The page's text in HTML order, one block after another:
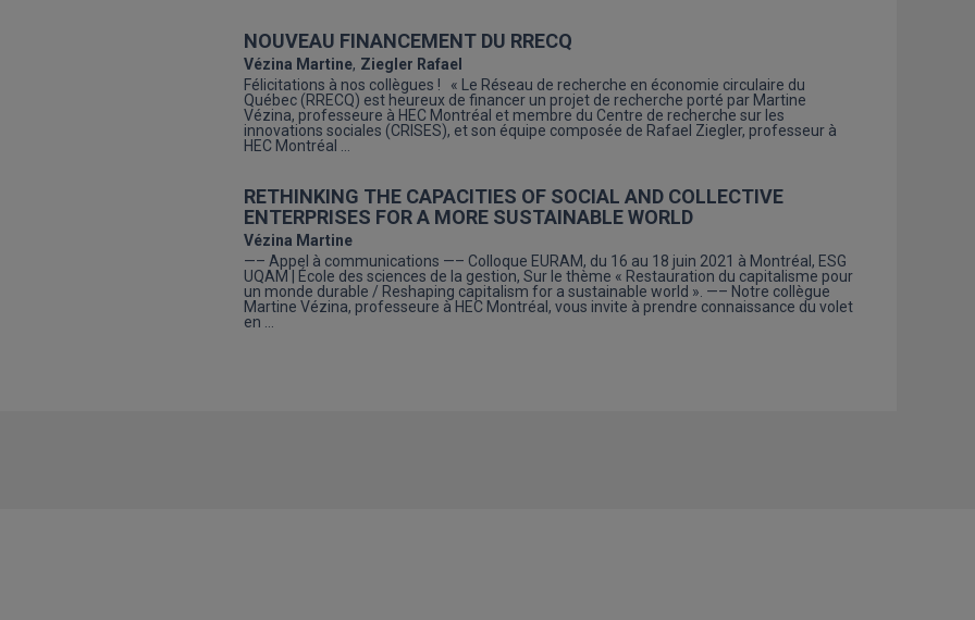
NOUVEAU FINANCEMENT DU RRECQ
Vézina Martine Ziegler Rafael
Félicitations à nos collègues ! « Le Réseau de recherche en économie circulaire du
Québec (RRECQ) est heureux de financer un projet de recherche porté par Martine
Vézina, professeure à HEC Montréal et membre du Centre de recherche sur les
innovations sociales (CRISES), et son équipe composée de Rafael Ziegler, professeur à
HEC Montréal …
RETHINKING THE CAPACITIES OF SOCIAL AND COLLECTIVE
ENTERPRISES FOR A MORE SUSTAINABLE WORLD
Vézina Martine
—– Appel à communications —– Colloque EURAM, du 16 au 18 juin 2021 à Montréal, ESG
UQAM | École des sciences de la gestion, Sur le thème « Restauration du capitalisme pour
un monde durable / Reshaping capitalism for a sustainable world ». —– Notre collègue
Martine Vézina, professeure à HEC Montréal, vous invite à prendre connaissance du volet
en …